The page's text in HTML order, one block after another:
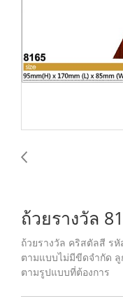
ถ้วยรางวัล
ถ้วยรางวัล คริสตัลสี ร
ตามแบบไม่มีขีดจำกัด ลู
ตามรูปแบบที่ต้องการ